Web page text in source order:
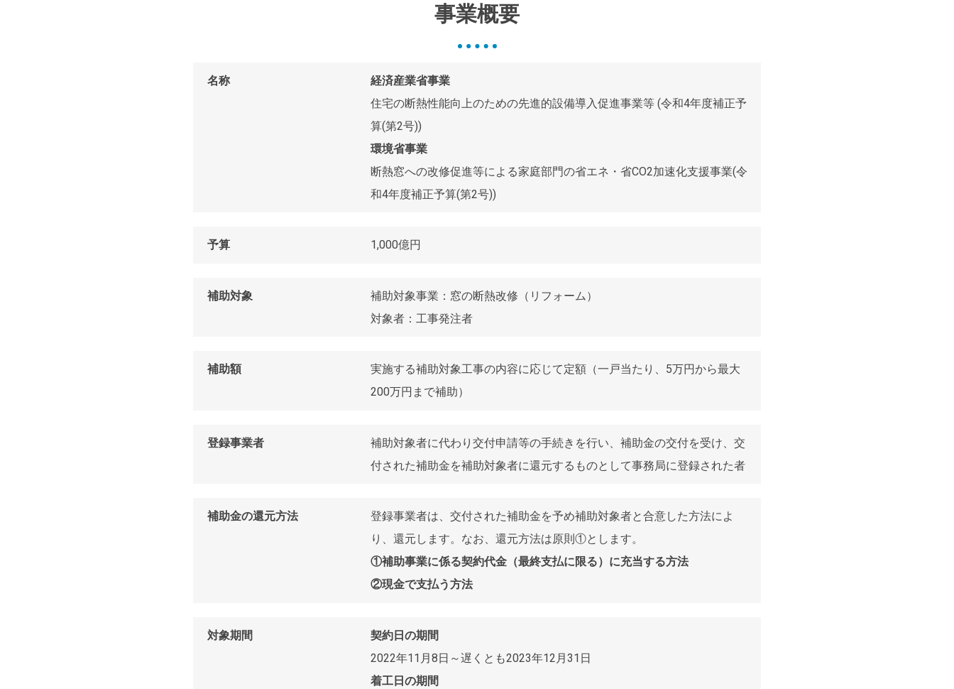
事業概要
名称
経済産業省事業
住宅の断熱性能向上のための先進的設備導入促進事業等 (令和4年度補正予
算(第2号))
環境省事業
断熱窓への改修促進等による家庭部門の省エネ・省CO2加速化支援事業(令
和4年度補正予算(第2号))
予算 1,000億円
補助対象
補助対象事業：窓の断熱改修（リフォーム）
対象者：工事発注者
補助額
実施する補助対象工事の内容に応じて定額（一戸当たり、5万円から最大
200万円まで補助）
登録事業者
補助対象者に代わり交付申請等の手続きを行い、補助金の交付を受け、交
付された補助金を補助対象者に還元するものとして事務局に登録された者
補助金の還元方法
登録事業者は、交付された補助金を予め補助対象者と合意した方法によ
り、還元します。なお、還元方法は原則①とします。
①補助事業に係る契約代金（最終支払に限る）に充当する方法
②現金で支払う方法
対象期間
契約日の期間
2022年11月8日～遅くとも2023年12月31日
着工日の期間